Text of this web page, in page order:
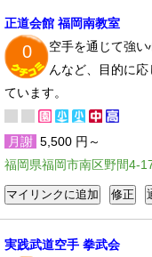
正道会館 福岡南教室
0
空手を通じて強
んなど、目的に
ています。
月謝 5,500 円～
福岡県福岡市南区野間4-
実践武道空手 拳武会